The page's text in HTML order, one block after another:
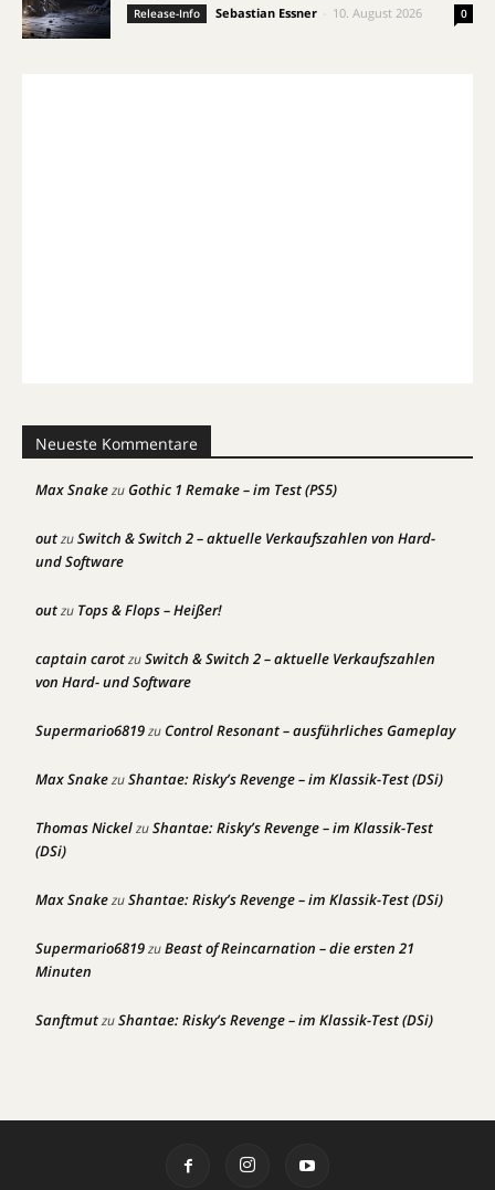
Release-Info Sebastian Essner 10. August 2026 0
Neueste Kommentare
Max SnakezuGothic 1 Remake – im Test (PS5)
outzuSwitch & Switch 2 – aktuelle Verkaufszahlen von Hard-
und Software
outzu Tops & Flops – Heißer!
captain carotzuSwitch & Switch 2 – aktuelle Verkaufszahlen
von Hard- und Software
Supermario6819zuControl Resonant – ausführliches Gameplay
Max SnakezuShantae: Risky’s Revenge – im Klassik-Test (DSi)
Thomas NickelzuShantae: Risky’s Revenge – im Klassik-Test
(DSi)
Max SnakezuShantae: Risky’s Revenge – im Klassik-Test (DSi)
Supermario6819zuBeast of Reincarnation – die ersten 21
Minuten
SanftmutzuShantae: Risky’s Revenge – im Klassik-Test (DSi)